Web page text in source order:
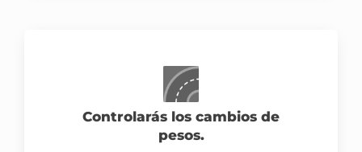
Controlarás los cambios de
pesos.